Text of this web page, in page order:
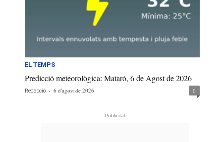
EL TEMPS
Predicció meteorològica: Mataró, 6 de Agost de 2026
Redacció - 6 d'agost de 2026 0
- Publicitat -